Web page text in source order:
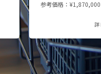
参考価格：¥1,870,000